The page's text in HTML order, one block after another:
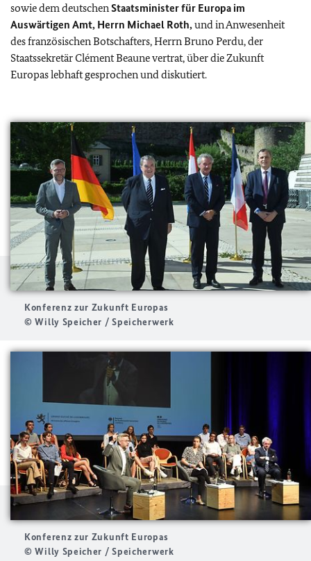
sowie dem deutschen Staatsminister für Europa im
Auswärtigen Amt, Herrn Michael Roth, und in Anwesenheit
des französischen Botschafters, Herrn Bruno Perdu, der
Staatssekretär Clément Beaune vertrat, über die Zukunft
Europas lebhaft gesprochen und diskutiert.
Konferenz zur Zukunft Europas
© Willy Speicher / Speicherwerk
Konferenz zur Zukunft Europas
© Willy Speicher / Speicherwerk